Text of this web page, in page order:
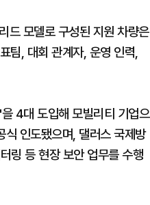
드 모델로 구성된 지원 차량은
팀, 대회 관계자, 운영 인력,
4대 도입해 모빌리티 기업으
인도됐으며, 댈러스 국제방
링 등 현장 보안 업무를 수행